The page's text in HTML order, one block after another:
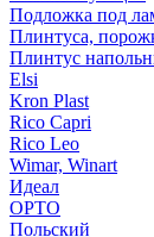
Подложка под
Плинтуса,
Плинтус
Elsi
Kron Plast
Rico Capri
Rico Leo
Wimar, Winart
Идеал
ОРТО
Польский